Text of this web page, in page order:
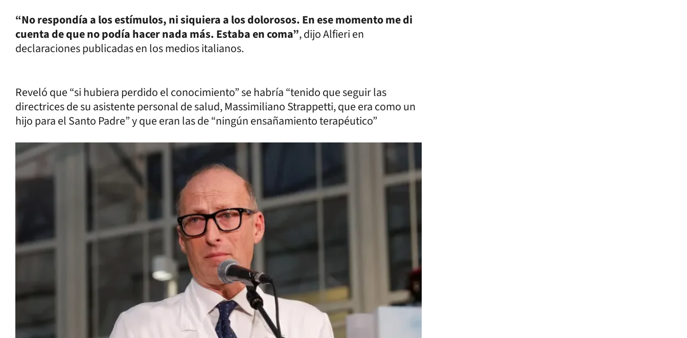
“No respondía a los estímulos, ni siquiera a los dolorosos. En ese momento me di
cuenta de que no podía hacer nada más. Estaba en coma”, dijo Alfieri en
declaraciones publicadas en los medios italianos.
Reveló que “si hubiera perdido el conocimiento” se habría “tenido que seguir las
directrices de su asistente personal de salud, Massimiliano Strappetti, que era como un
hijo para el Santo Padre” y que eran las de “ningún ensañamiento terapéutico”